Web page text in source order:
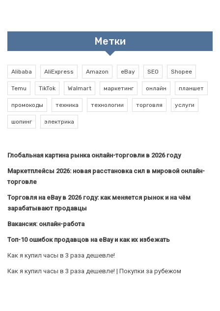
Метки
Alibaba AliExpress Amazon eBay SEO Shopee
Temu TikTok Walmart маркетинг онлайн планшет
промокоды техника технологии торговля услуги
шопинг электрика
Глобальная картина рынка онлайн-торговли в 2026 году
Маркетплейсы 2026: новая расстановка сил в мировой онлайн-
торговле
Торговля на eBay в 2026 году: как меняется рынок и на чём
зарабатывают продавцы
Вакансия: онлайн-работа
Топ-10 ошибок продавцов на eBay и как их избежать
Как я купил часы в 3 раза дешевле!
Как я купил часы в 3 раза дешевле! | Покупки за рубежом